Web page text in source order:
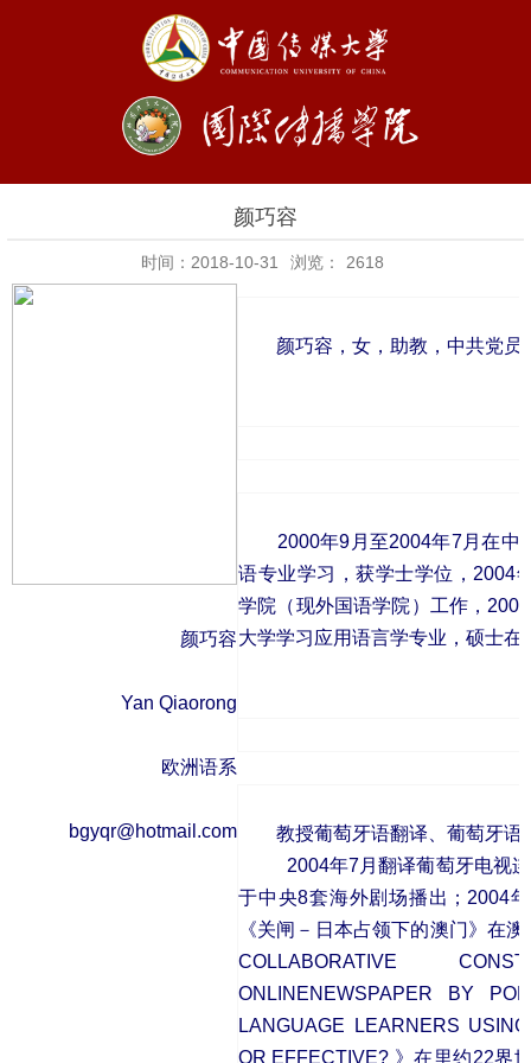
颜巧容
时间：2018-10-31 浏览： 2618
颜巧容
Yan Qiaorong
欧洲语系
bgyqr@hotmail.com
颜巧容，女，助教，中共党员
2000年9月至2004年7月在中
语专业学习，获学士学位，2004
学院（现外国语学院）工作，
大学学习应用语言学专业，硕士在
教授葡萄牙语翻译、葡萄牙语
2004年7月翻译葡萄牙电视连
于中央8套海外剧场播出；2004
《关闸－日本占领下的澳门》在
COLLABORATIVE
ONLINENEWSPAPER BY
LANGUAGE LEARNERS
OR EFFECTIVE? 》在里约22界